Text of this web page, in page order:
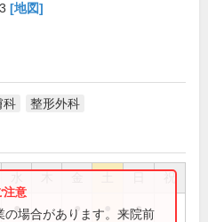
[地図]
科 整形外科
祝
● ● ●
場合があります。来院前